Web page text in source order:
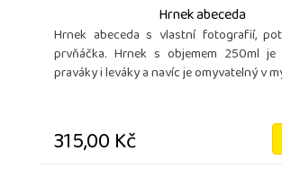
Hrnek abeceda
Hrnek abeceda s vlastní fotografií,
prvňáčka. Hrnek s objemem 250ml
praváky i leváky a navíc je omyvatelný v
315,00 Kč